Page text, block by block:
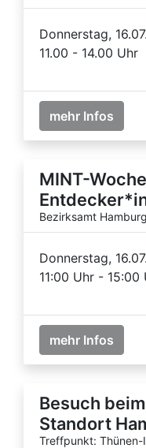
Donnerstag,
11.00 - 14.00 Uhr
mehr Infos
MINT-
Bezirksamt
Donnerstag,
11:00 Uhr - 15:00
mehr Infos
Besuch
Standort
Treffpunkt: